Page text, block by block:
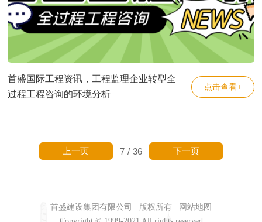
首盛国际工程资讯，工程监理企业转型全
过程工程咨询的环境分析
点击查看+
7 / 36
上一页 下一页
首盛建设集团有限公司 版权所有
网站地图